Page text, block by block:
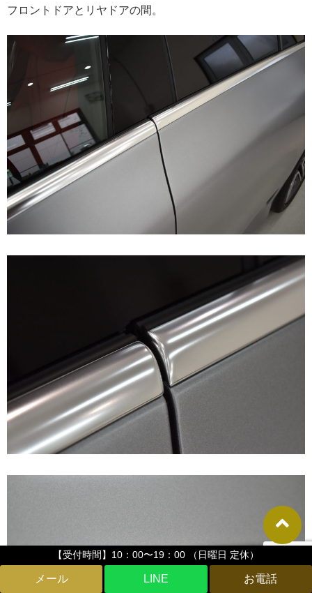
【受付時間】10：00〜19：00 （日曜日 定休）
LINE
フロントドアとリヤドアの間。